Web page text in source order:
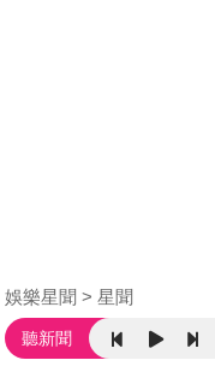
娛樂星聞 星聞
聽新聞